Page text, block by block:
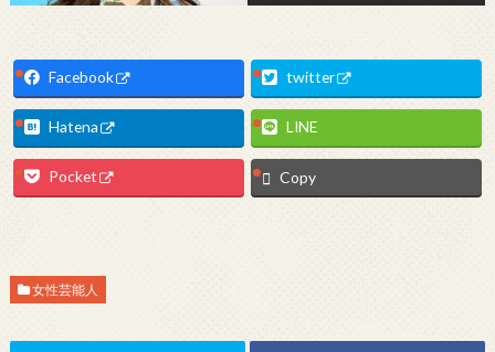
Facebook twitter
Hatena LINE
Pocket Copy
女性芸能人